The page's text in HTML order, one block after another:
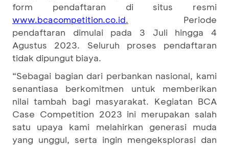
form pendaftaran di situs resmi
www.bcacompetition.co.id. Periode
pendaftaran dimulai pada 3 Juli hingga 4
Agustus 2023. Seluruh proses pendaftaran
tidak dipungut biaya.
“Sebagai bagian dari perbankan nasional, kami
senantiasa berkomitmen untuk memberikan
nilai tambah bagi masyarakat. Kegiatan BCA
Case Competition 2023 ini merupakan salah
satu upaya kami melahirkan generasi muda
yang unggul, serta ingin mengeksplorasi dan